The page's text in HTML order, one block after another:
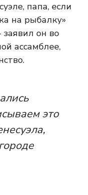
папа, если
на рыбалку»
он во
ассамблее,
это